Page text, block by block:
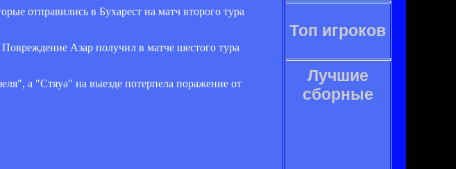
отправились в Бухарест на матч второго тура
Азар получил в матче шестого тура
а "Стяуа" на выезде потерпела поражение от
Топ игроков
Лучшие
сборные